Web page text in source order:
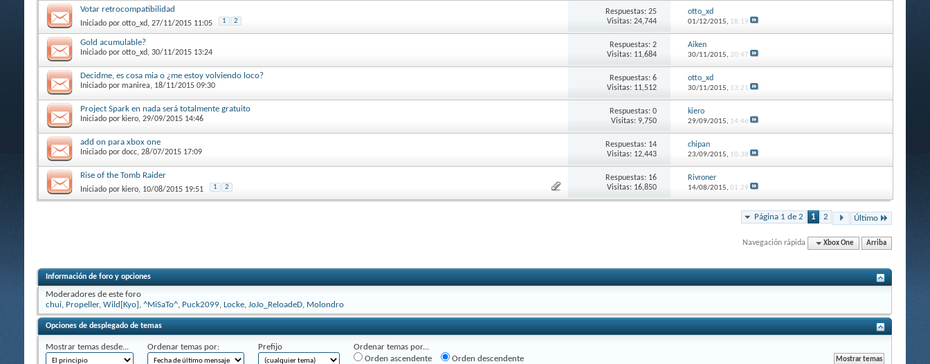
Votar retrocompatibilidad
Iniciado por otto_xd, 27/11/2015 11:05 1 2
Respuestas: 25
Visitas: 24,744
otto_xd
01/12/2015, 18:19
Gold acumulable?
Iniciado por otto_xd, 30/11/2015 13:24
Respuestas: 2
Visitas: 11,684
Aiken
30/11/2015, 20:47
Decidme, es cosa mia o ¿me estoy volviendo loco?
Iniciado por manirea, 18/11/2015 09:30
Respuestas: 6
Visitas: 11,512
otto_xd
30/11/2015, 13:21
Project Spark en nada será totalmente gratuito
Iniciado por kiero, 29/09/2015 14:46
Respuestas: 0
Visitas: 9,750
kiero
29/09/2015, 14:46
add on para xbox one
Iniciado por docc, 28/07/2015 17:09
Respuestas: 14
Visitas: 12,443
chipan
23/09/2015, 10:38
Rise of the Tomb Raider
Iniciado por kiero, 10/08/2015 19:51 1 2
Respuestas: 16
Visitas: 16,850
Rivroner
14/08/2015, 01:29
Página 1 de 2 1 2 Último
Navegación rápida Xbox One Arriba
Información de foro y opciones
Moderadores de este foro
chui, Propeller, Wild[Kyo] , ^MiSaTo^, Puck2099, Locke, JoJo_ReloadeD, Molondro
Opciones de desplegado de temas
Mostrar temas desde... Ordenar temas por: Prefijo
Ordenar temas por...
Orden ascendente
Orden descendente